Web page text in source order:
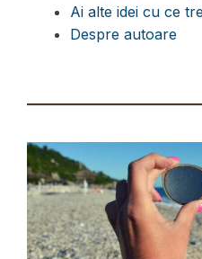
Ai alte idei cu ce
Despre autoare